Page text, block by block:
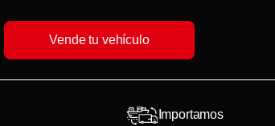
Vende tu vehículo
Importamos